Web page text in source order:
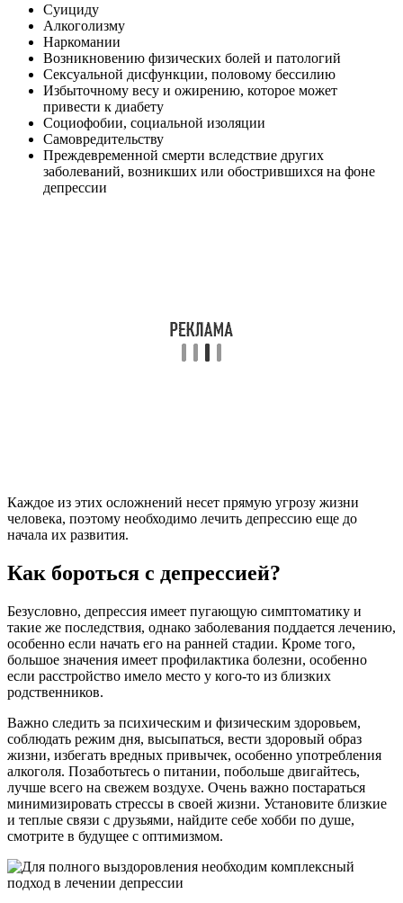
Суициду
Алкоголизму
Наркомании
Возникновению физических болей и патологий
Сексуальной дисфункции, половому бессилию
Избыточному весу и ожирению, которое может
привести к диабету
Социофобии, социальной изоляции
Самовредительству
Преждевременной смерти вследствие других
заболеваний, возникших или обострившихся на фоне
депрессии
Каждое из этих осложнений несет прямую угрозу жизни
человека, поэтому необходимо лечить депрессию еще до
начала их развития.
Как бороться с депрессией?
Безусловно, депрессия имеет пугающую симптоматику и
такие же последствия, однако заболевания поддается лечению,
особенно если начать его на ранней стадии. Кроме того,
большое значения имеет профилактика болезни, особенно
если расстройство имело место у кого-то из близких
родственников.
Важно следить за психическим и физическим здоровьем,
соблюдать режим дня, высыпаться, вести здоровый образ
жизни, избегать вредных привычек, особенно употребления
алкоголя. Позаботьтесь о питании, побольше двигайтесь,
лучше всего на свежем воздухе. Очень важно постараться
минимизировать стрессы в своей жизни. Установите близкие
и теплые связи с друзьями, найдите себе хобби по душе,
смотрите в будущее с оптимизмом.